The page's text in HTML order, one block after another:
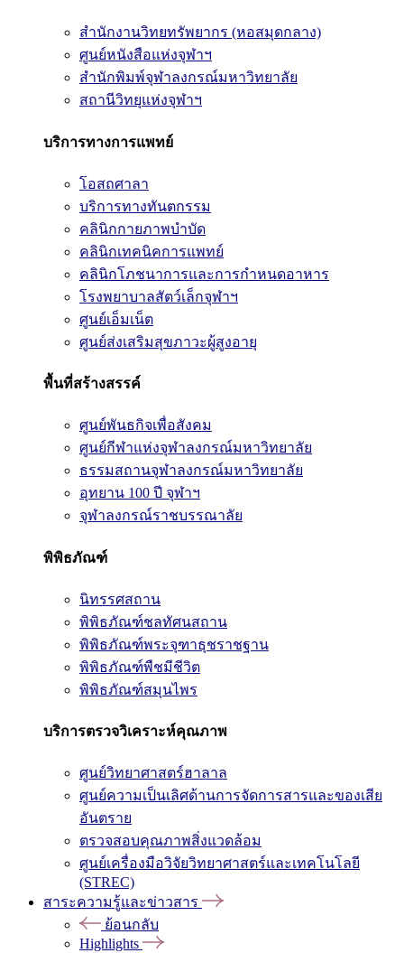
สำนักงานวิทยทรัพยากร (หอสมุดกลาง)
ศูนย์หนังสือแห่งจุฬาฯ
สำนักพิมพ์จุฬาลงกรณ์มหาวิทยาลัย
สถานีวิทยุแห่งจุฬาฯ
บริการทางการแพทย์
โอสถศาลา
บริการทางทันตกรรม
คลินิกกายภาพบำบัด
คลินิกเทคนิคการแพทย์
คลินิกโภชนาการและการกำหนดอาหาร
โรงพยาบาลสัตว์เล็กจุฬาฯ
ศูนย์เอ็มเน็ต
ศูนย์ส่งเสริมสุขภาวะผู้สูงอายุ
พื้นที่สร้างสรรค์
ศูนย์พันธกิจเพื่อสังคม
ศูนย์กีฬาแห่งจุฬาลงกรณ์มหาวิทยาลัย
ธรรมสถานจุฬาลงกรณ์มหาวิทยาลัย
อุทยาน 100 ปี จุฬาฯ
จุฬาลงกรณ์ราชบรรณาลัย
พิพิธภัณฑ์
นิทรรศสถาน
พิพิธภัณฑ์ชลทัศนสถาน
พิพิธภัณฑ์พระจุฑาธุชราชฐาน
พิพิธภัณฑ์พืชมีชีวิต
พิพิธภัณฑ์สมุนไพร
บริการตรวจวิเคราะห์คุณภาพ
ศูนย์วิทยาศาสตร์ฮาลาล
ศูนย์ความเป็นเลิศด้านการจัดการสารและของเสีย
อันตราย
ตรวจสอบคุณภาพสิ่งแวดล้อม
ศูนย์เครื่องมือวิจัยวิทยาศาสตร์และเทคโนโลยี
(STREC)
สาระความรู้และข่าวสาร
ย้อนกลับ
Highlights